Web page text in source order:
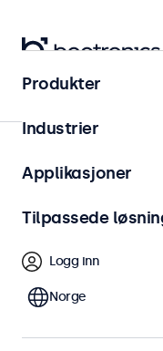
Touchskjermer
Dimbare
Dimbare
kontinuerlig bruk.
og kan dimmes med
den valgfrie dimmeren.
Produkter
Industrier
Applikasjoner
Tilpassede
Logg inn
Norge